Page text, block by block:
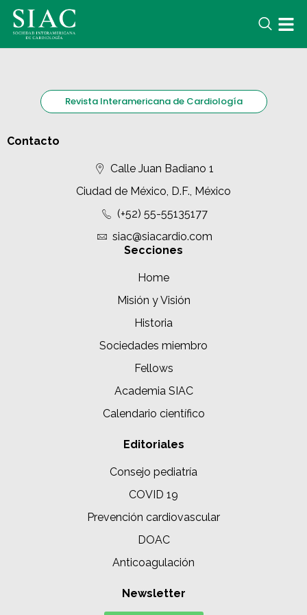
Revista Interamericana de Cardiología
Contacto
Calle Juan Badiano 1
Ciudad de México, D.F., México
(+52) 55-55135177
siac@siacardio.com
Secciones
Home
Misión y Visión
Historia
Sociedades miembro
Fellows
Academia SIAC
Calendario científico
Editoriales
Consejo pediatría
COVID 19
Prevención cardiovascular
DOAC
Anticoagulación
Newsletter